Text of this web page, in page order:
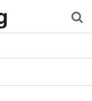
İletişim